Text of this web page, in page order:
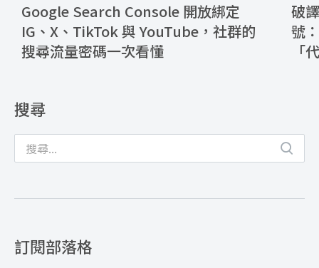
Google Search Console 開放綁定
IG、X、TikTok 與 YouTube，社群的
搜尋流量密碼一次看懂
破
號
「
搜尋
訂閱部落格